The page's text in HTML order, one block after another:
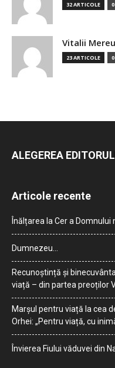
32 ARTICOLE
Vitalii
23 ARTICOLE
ALEGEREA
Articole recente
Înălțarea la Cer a Domnului
Dumnezeu…
Recunoștință și
viață – din partea preoților
Marșul pentru viață la cea
Orhei: „Pentru viață, cu
Învierea Fiului văduvei din